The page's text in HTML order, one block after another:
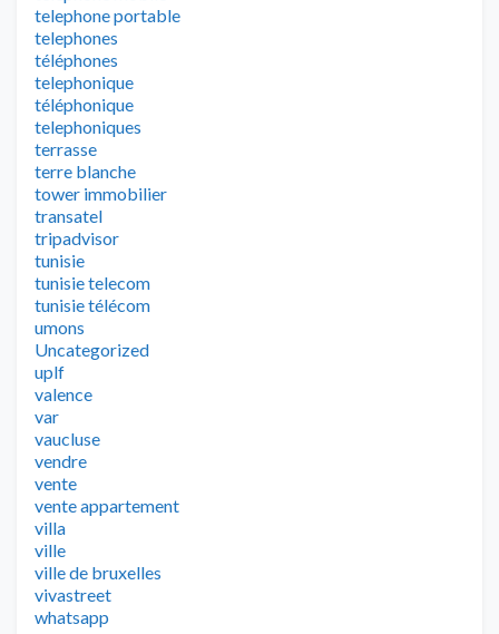
telephone portable
telephones
téléphones
telephonique
téléphonique
telephoniques
terrasse
terre blanche
tower immobilier
transatel
tripadvisor
tunisie
tunisie telecom
tunisie télécom
umons
Uncategorized
uplf
valence
var
vaucluse
vendre
vente
vente appartement
villa
ville
ville de bruxelles
vivastreet
whatsapp